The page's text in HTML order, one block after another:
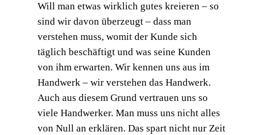
Will man etwas wirklich gutes kreieren – so
sind wir davon überzeugt – dass man
verstehen muss, womit der Kunde sich
täglich beschäftigt und was seine Kunden
von ihm erwarten. Wir kennen uns aus im
Handwerk – wir verstehen das Handwerk.
Auch aus diesem Grund vertrauen uns so
viele Handwerker. Man muss uns nicht alles
von Null an erklären. Das spart nicht nur Zeit